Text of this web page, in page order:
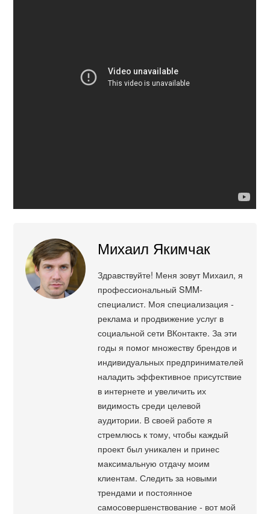
Михаил Якимчак
Здравствуйте! Меня зовут Михаил, я
профессиональный SMM-
специалист. Моя специализация -
реклама и продвижение услуг в
социальной сети ВКонтакте. За эти
годы я помог множеству брендов и
индивидуальных предпринимателей
наладить эффективное присутствие
в интернете и увеличить их
видимость среди целевой
аудитории. В своей работе я
стремлюсь к тому, чтобы каждый
проект был уникален и принес
максимальную отдачу моим
клиентам. Следить за новыми
трендами и постоянное
самосовершенствование - вот мой